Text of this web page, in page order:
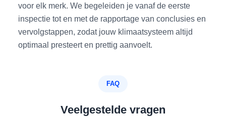
voor elk merk. We begeleiden je vanaf de eerste
inspectie tot en met de rapportage van conclusies en
vervolgstappen, zodat jouw klimaatsysteem altijd
optimaal presteert en prettig aanvoelt.
FAQ
Veelgestelde vragen